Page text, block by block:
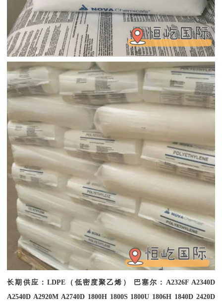
长期供应：LDPE （低密度聚乙烯） 巴塞尔： A2326F A2340D
A2540D A2920M A2740D 1800H 1800S 1800U 1806H 1840D 2420D